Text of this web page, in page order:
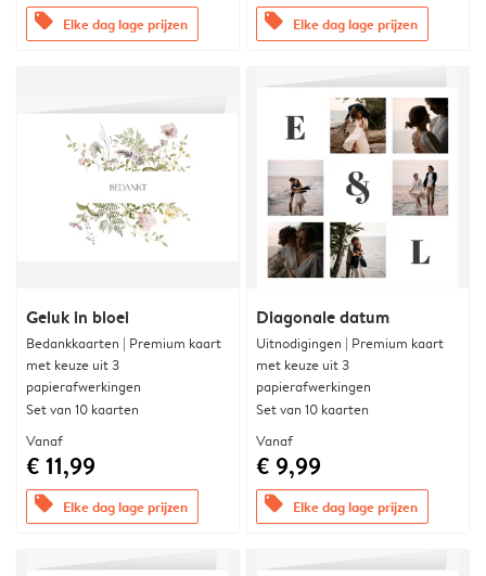
offers Elke dag lage prijzen offers Elke dag lage prijzen
Geluk in bloei
Bedankkaarten | Premium kaart
met keuze uit 3
papierafwerkingen
Set van 10 kaarten
Vanaf
€ 11,99
offers Elke dag lage prijzen
Diagonale datum
Uitnodigingen | Premium kaart
met keuze uit 3
papierafwerkingen
Set van 10 kaarten
Vanaf
€ 9,99
offers Elke dag lage prijzen